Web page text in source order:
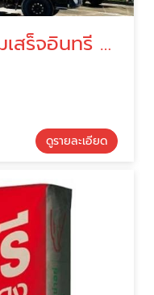
จำหน่ายคอนกรีตผสมเสร็จอินทรี นครหลวง
ดูรายละเอียด